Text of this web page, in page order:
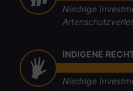
Niedrige
INDIGENE
Niedrige